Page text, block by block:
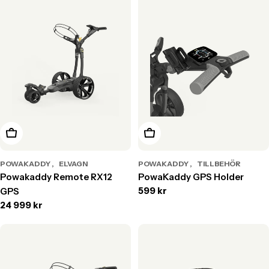
Lägg till i varukorg
POWAKADDY ELVAGN
Powakaddy Remote RX12
GPS
Translation
24 999 kr
Lägg till i varukorg
POWAKADDY TILLBEHÖR
PowaKaddy GPS Holder
Translation
599 kr